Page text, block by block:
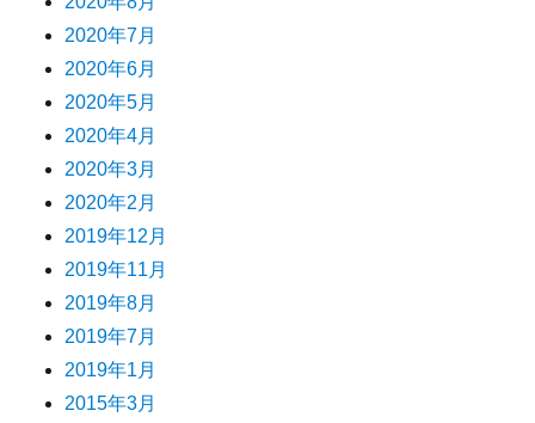
2020年7月
2020年6月
2020年5月
2020年4月
2020年3月
2020年2月
2019年12月
2019年11月
2019年8月
2019年7月
2019年1月
2015年3月